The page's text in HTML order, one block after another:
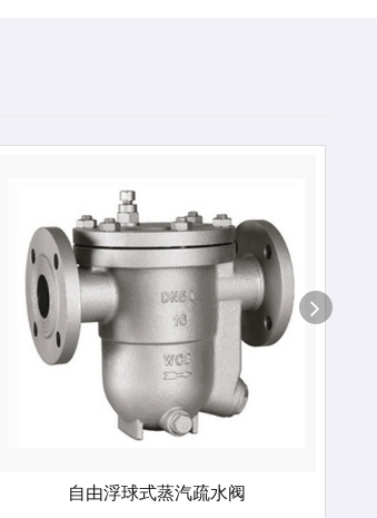
自由浮球式蒸汽疏水阀